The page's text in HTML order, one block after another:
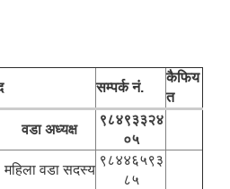
सम्पर्क नं.
कैफिय
त
वडा अध्यक्ष
९८४९३३२४
०५
वडा सदस्य
९८४४६५९३
८५